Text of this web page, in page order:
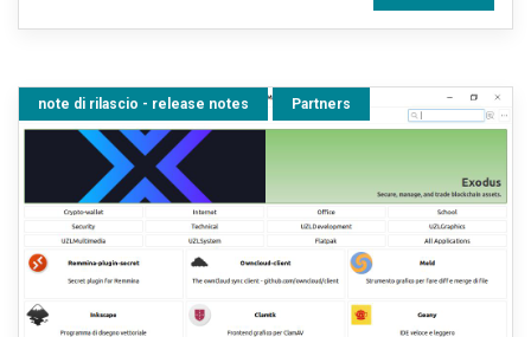
note di rilascio - release notes Partners